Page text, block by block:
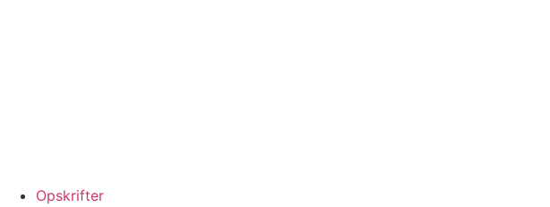
Opskrifter